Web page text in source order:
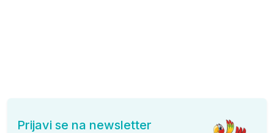
Prijavi se na newsletter